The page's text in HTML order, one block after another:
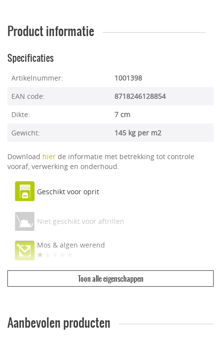
Product informatie
Specificaties
Artikelnummer:
1001398
EAN code:
8718246128854
Dikte:
7 cm
Gewicht:
145 kg per m2
Download hier de informatie met betrekking tot controle
vooraf, verwerking en onderhoud.
Geschikt voor oprit
Niet geschikt voor aftrillen
Mos & algen werend
Ecologisch & duurzaam
Toon alle eigenschappen
Aanbevolen producten